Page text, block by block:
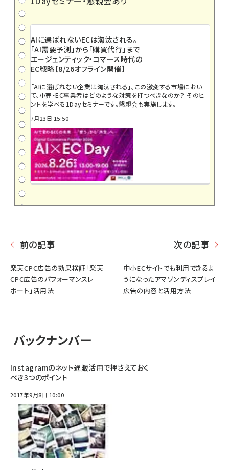
AIに選ばれないECは淘汰される。
「AI需要予測」から「購買代行」まで
エージェンティック・コマース時代の
EC戦略【8/26オフライン開催】
「AIに選ばれない企業は淘汰される」――。この激変する市場におい
て、小売・EC事業者はどのような対策を打つべきなのか？ そのヒ
ントを学べる1Dayセミナーです。懇親会も実施します。
7月23日 15:50
前の記事
楽天CPC広告の効果検証「楽天
CPC広告のパフォーマンスレ
ポート」活用法
次の記事
中小ECサイトでも利用できるよ
うになったアマゾンディスプレイ
広告の内容と活用方法
バックナンバー
Instagramのネット通販活用で押さえておく
べき3つのポイント
2017年9月8日 10:00